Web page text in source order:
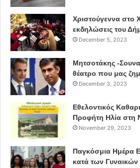
Χριστούγεννα στο
εκδηλώσεις του
December 5, 2023
Μητσοτάκης -
θέατρο που μας
December 3, 2023
Εθελοντικός
Προφήτη Ηλία στη
November 29, 2023
Παγκόσμια Ημέρα
κατά των Γυναικών